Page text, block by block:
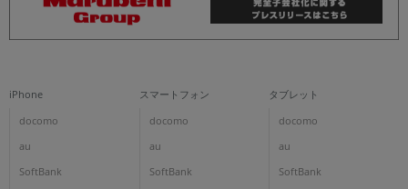
iPhone
docomo
au
SoftBank
スマートフォン
docomo
au
SoftBank
タブレット
docomo
au
SoftBank